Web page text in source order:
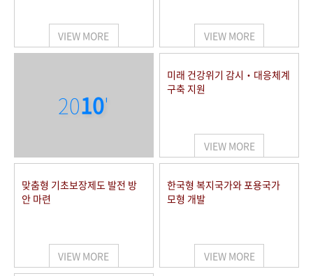
VIEW MORE VIEW MORE
2010'
미래 건강위기 감시‧대응체계
구축 지원
VIEW MORE
맞춤형 기초보장제도 발전 방
안 마련
VIEW MORE
한국형 복지국가와 포용국가
모형 개발
VIEW MORE